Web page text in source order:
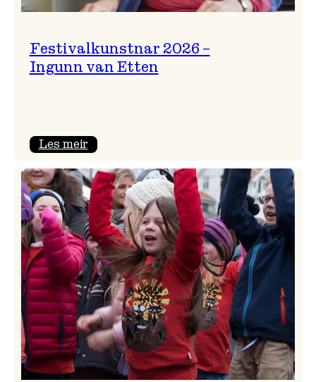
Festivalkunstnar 2026 –
Ingunn van Etten
Les meir:
2026
–
Ingunn van Etten